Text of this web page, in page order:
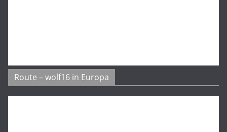
Route – wolf16 in Europa